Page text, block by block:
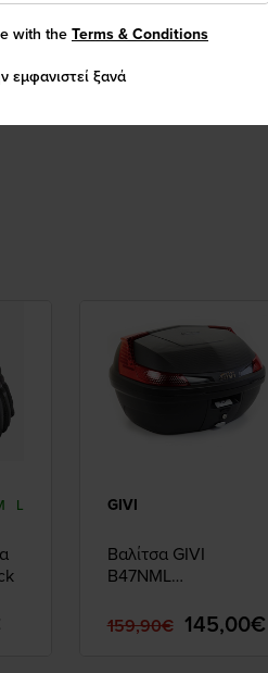
L GIVI
Βαλίτσα GIVI
B47NML
Μαύρη
159,90€ 145,00€
with theTerms & Conditions
εμφανιστεί ξανά